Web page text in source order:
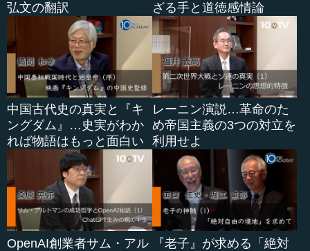
弘文の翻訳
ざる手と道徳感情論
中国古代史の真実と『キ
ングダム』…史実がわか
れば物語はもっと面白い
レーニン演説…革命のた
め帝国主義の3つの対立を
利用せよ
OpenAI創業者サム・アル
『老子』が求める「絶対